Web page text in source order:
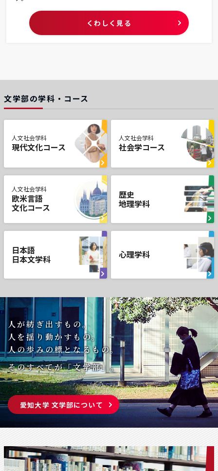
くわしく見る
文学部の学科・コース
人文社会学科
現代文化コース
人文社会学科
社会学コース
人文社会学科
欧米言語
文化コース
歴史
地理学科
日本語
日本文学科 心理学科
人が紡ぎ出すもの。
人を揺り動かすもの。
人の歩みの標となるもの。
そのすべてが「文学部」。
愛知大学 文学部について